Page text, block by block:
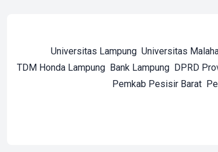
Universitas Lampung Universitas
TDM Honda Lampung Bank Lampung DPRD
Pemkab Pesisir Barat